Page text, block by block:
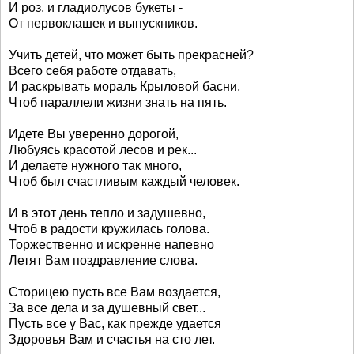
И роз, и гладиолусов букеты -
От первоклашек и выпускников.
Учить детей, что может быть прекрасней?
Всего себя работе отдавать,
И раскрывать мораль Крыловой басни,
Чтоб параллели жизни знать на пять.
Идете Вы уверенно дорогой,
Любуясь красотой лесов и рек...
И делаете нужного так много,
Чтоб был счастливым каждый человек.
И в этот день тепло и задушевно,
Чтоб в радости кружилась голова.
Торжественно и искренне напевно
Летят Вам поздравление слова.
Сторицею пусть все Вам воздается,
За все дела и за душевный свет...
Пусть все у Вас, как прежде удается
Здоровья Вам и счастья на сто лет.